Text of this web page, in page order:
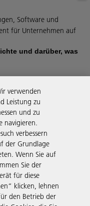
Software und
für Unternehmen auf
und darüber, was
verwenden
Leistung zu
und zu
navigieren.
verbessern
der Grundlage
Wenn Sie auf
Sie der
für diese
klicken, lehnen
den Betrieb der